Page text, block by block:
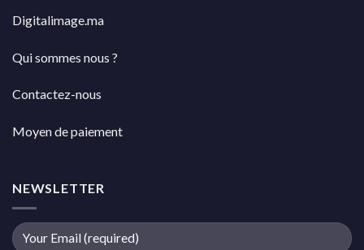
Digitalimage.ma
Qui sommes nous ?
Contactez-nous
Moyen de paiement
NEWSLETTER